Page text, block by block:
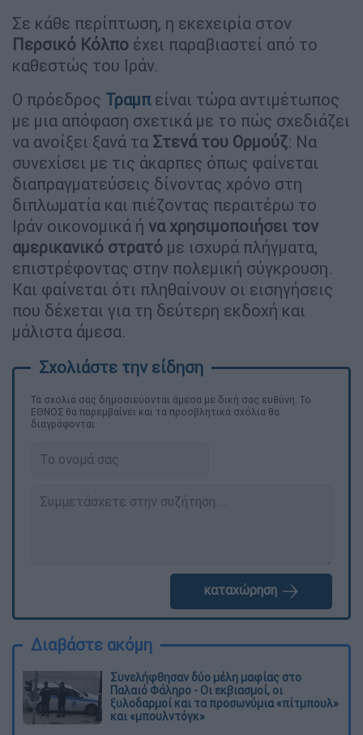
Σε κάθε περίπτωση, η εκεχειρία στον
Περσικό Κόλπο έχει παραβιαστεί από το
καθεστώς του Ιράν.
Ο πρόεδρος Τραμπ είναι τώρα αντιμέτωπος
με μια απόφαση σχετικά με το πώς σχεδιάζει
να ανοίξει ξανά τα Στενά του Ορμούζ: Να
συνεχίσει με τις άκαρπες όπως φαίνεται
διαπραγματεύσεις δίνοντας χρόνο στη
διπλωματία και πιέζοντας περαιτέρω το
Ιράν οικονομικά ή να χρησιμοποιήσει τον
αμερικανικό στρατό με ισχυρά πλήγματα,
επιστρέφοντας στην πολεμική σύγκρουση.
Και φαίνεται ότι πληθαίνουν οι εισηγήσεις
που δέχεται για τη δεύτερη εκδοχή και
μάλιστα άμεσα.
Τα σχολιά σας δημοσιεύονται άμεσα με δική σας ευθύνη. Το
ΕΘΝΟΣ θα παρεμβαίνει και τα προσβλητικά σχόλια θα
διαγράφονται
καταχώρηση
Διαβάστε ακόμη
Συνελήφθησαν δύο μέλη μαφίας στο
Παλαιό Φάληρο - Οι εκβιασμοί, οι
ξυλοδαρμοί και τα προσωνύμια «πίτμπουλ»
και «μπουλντόγκ»